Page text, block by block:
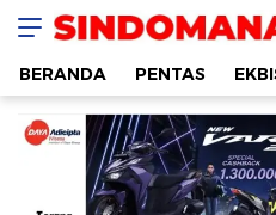
SINDOMANADO
Informatif dan Edukatif
BERANDA PENTAS